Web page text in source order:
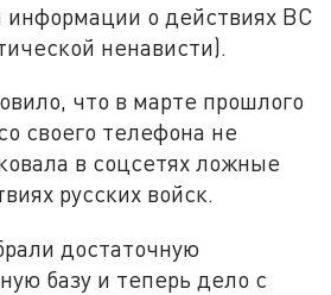
информации о действиях ВС
ненависти).
что в марте прошлого
своего телефона не
в соцсетях ложные
русских войск.
достаточную
базу и теперь дело с